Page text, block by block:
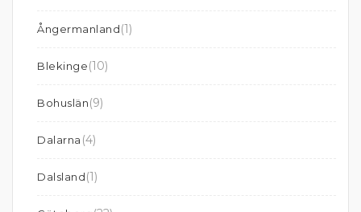
Ångermanland(1)
Blekinge(10)
Bohuslän(9)
Dalarna (4)
Dalsland(1)